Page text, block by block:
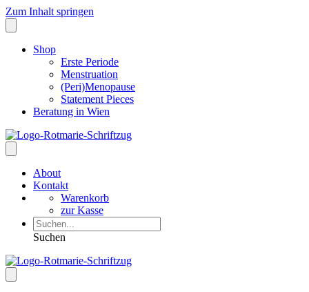
Zum Inhalt springen
Shop
Erste Periode
Menstruation
(Peri)Menopause
Statement Pieces
Beratung in Wien
About
Kontakt
Warenkorb
zur Kasse
Suchen